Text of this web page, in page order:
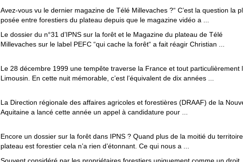
Avez-vous vu le dernier magazine de Télé Millevaches ?“ C’est la question la
posée entre forestiers du plateau depuis que le magazine vidéo a ...
Le dossier du n°31 d’IPNS sur la forêt et le Magazine du plateau de Télé
Millevaches sur le label PEFC “qui cache la forêt“ a fait réagir Christian ...
Le 28 décembre 1999 une tempête traverse la France et tout particulièrement
Limousin. En cette nuit mémorable, c’est l’équivalent de dix années ...
La Direction régionale des affaires agricoles et forestières (DRAAF) de la
Aquitaine a lancé cette année un appel à candidature pour ...
Encore un dossier sur la forêt dans IPNS ? Quand plus de la moitié du
plateau est forestier cela n’a rien d’étonnant. Ce qui nous a ...